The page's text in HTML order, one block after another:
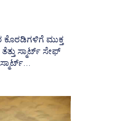
ಮುಕ್ತ
ಸ್ಮಾರ್ಟ್ ಸೇಫ್‌